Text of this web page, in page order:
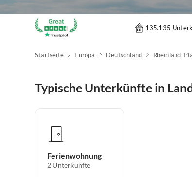
135.135
Startseite Europa Deutschland Rheinland-
Typische Unterkünfte in
Ferienwohnung
2 Unterkünfte